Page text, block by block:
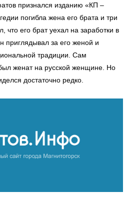
признался изданию «КП –
погибла жена его брата и три
что его брат уехал на заработки в
за его женой и
традиции. Сам
женат на русской женщине. Но
достаточно редко.